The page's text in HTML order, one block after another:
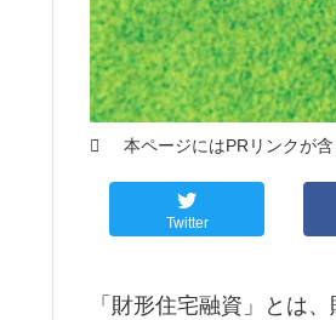
本ページにはPRリンクが含
Twitter
「財形住宅融資」とは